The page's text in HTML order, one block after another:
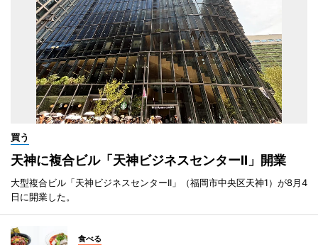
買う
天神に複合ビル「天神ビジネスセンターII」開業
大型複合ビル「天神ビジネスセンターII」（福岡市中央区天神1）が8月4
日に開業した。
食べる